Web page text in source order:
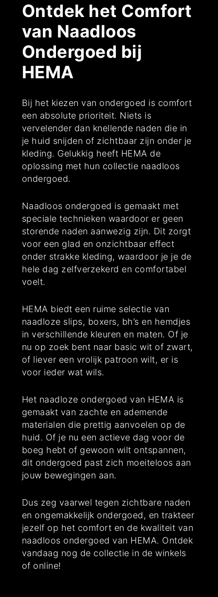
Ontdek het Comfort
van Naadloos
Ondergoed bij
HEMA
Bij het kiezen van ondergoed is comfort
een absolute prioriteit. Niets is
vervelender dan knellende naden die in
je huid snijden of zichtbaar zijn onder je
kleding. Gelukkig heeft HEMA de
oplossing met hun collectie naadloos
ondergoed.
Naadloos ondergoed is gemaakt met
speciale technieken waardoor er geen
storende naden aanwezig zijn. Dit zorgt
voor een glad en onzichtbaar effect
onder strakke kleding, waardoor je je de
hele dag zelfverzekerd en comfortabel
voelt.
HEMA biedt een ruime selectie van
naadloze slips, boxers, bh’s en hemdjes
in verschillende kleuren en maten. Of je
nu op zoek bent naar basic wit of zwart,
of liever een vrolijk patroon wilt, er is
voor ieder wat wils.
Het naadloze ondergoed van HEMA is
gemaakt van zachte en ademende
materialen die prettig aanvoelen op de
huid. Of je nu een actieve dag voor de
boeg hebt of gewoon wilt ontspannen,
dit ondergoed past zich moeiteloos aan
jouw bewegingen aan.
Dus zeg vaarwel tegen zichtbare naden
en ongemakkelijk ondergoed, en trakteer
jezelf op het comfort en de kwaliteit van
naadloos ondergoed van HEMA. Ontdek
vandaag nog de collectie in de winkels
of online!